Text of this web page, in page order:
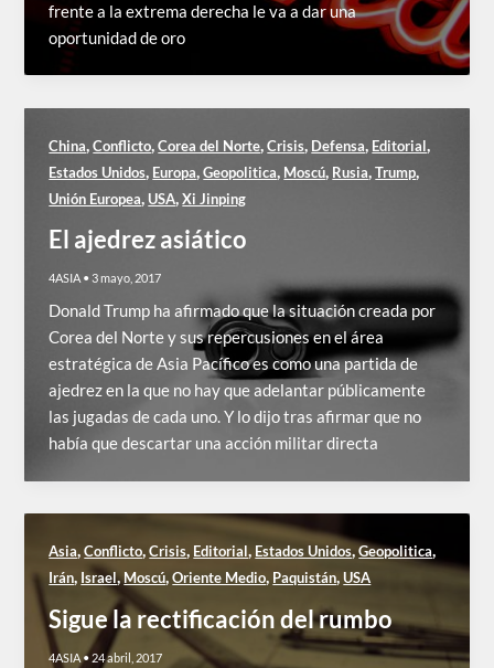
frente a la extrema derecha le va a dar una
oportunidad de oro
China,Conflicto,Corea del Norte,Crisis, Defensa, Editorial,
Estados Unidos, Europa,Geopolitica, Moscú, Rusia,Trump,
Unión Europea, USA,Xi Jinping
El ajedrez asiático
4ASIA • 3 mayo, 2017
Donald Trump ha afirmado que la situación creada por
Corea del Norte y sus repercusiones en el área
estratégica de Asia Pacífico es como una partida de
ajedrez en la que no hay que adelantar públicamente
las jugadas de cada uno. Y lo dijo tras afirmar que no
había que descartar una acción militar directa
Asia,Conflicto,Crisis, Editorial,Estados Unidos,Geopolitica,
Irán, Israel,Moscú,Oriente Medio, Paquistán,USA
Sigue la rectificación del rumbo
4ASIA• 24 abril, 2017